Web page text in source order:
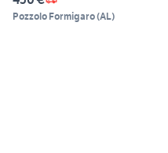
Pozzolo Formigaro(AL)